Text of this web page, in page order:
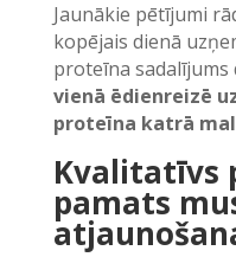
Jaunākie pētījumi
kopējais dienā
proteīna sadalījums
vienā ēdienreizē
proteīna katrā
Kvalitatīvs
pamats